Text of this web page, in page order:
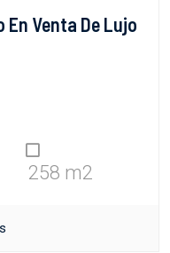
Venta De Lujo
258 m2